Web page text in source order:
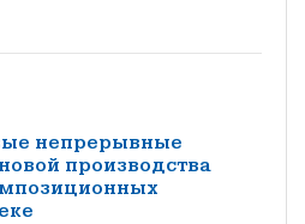
непрерывные
производства